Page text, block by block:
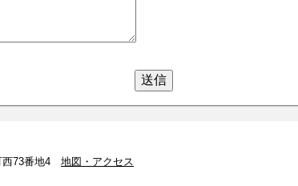
西73番地4 地図・アクセス